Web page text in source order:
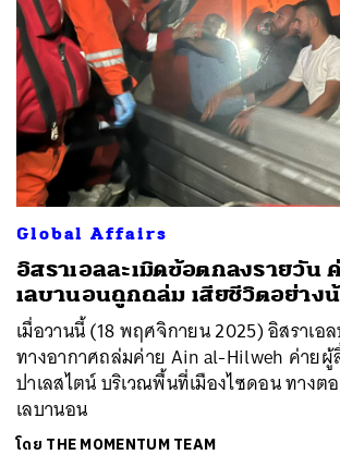
Global Affairs
อิสราเอลละเมิดข้อตกลงรายวัน
เลบานอนถูกถล่ม เสียชีวิตอย่าง
เมื่อวานนี้ (18 พฤศจิกายน 2025) อิสราเอ
ทางอากาศถล่มค่าย Ain al-Hilweh ค่ายผู้
ปาเลสไตน์ บริเวณพื้นที่เมืองไซดอน ทางต
เลบานอน
โดย THE MOMENTUM TEAM